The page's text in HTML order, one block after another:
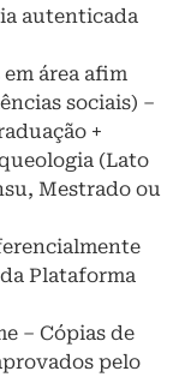
autenticada
área afim
sociais) –
+
(Lato
Mestrado ou
Plataforma
– Cópias de
pelo